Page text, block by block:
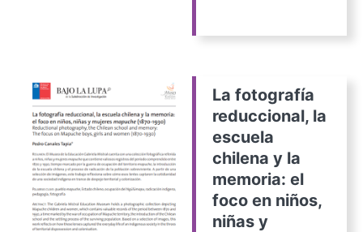
La fotografía
reduccional, la
escuela
chilena y la
memoria: el
foco en niños,
niñas y